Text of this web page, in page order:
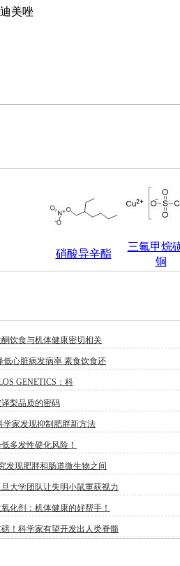
美唑
硝酸异辛酯
三氟甲烷
铜
饮食与机体健康密切相关
低心脏病发病率 素食饮食还
GENETICS：科
梨品质的密码
学家发现抑制肥胖新方法
多发性硬化风险！
发现肥胖和肠道微生物之间
大学团队让失明小鼠重获视力
化剂：机体健康的好帮手！
！科学家有望开发出人类脊髓